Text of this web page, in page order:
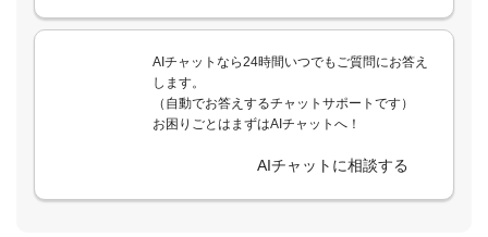
AIチャットなら24時間いつでもご質問にお答え
します。
（自動でお答えするチャットサポートです）
お困りごとはまずはAIチャットへ！
AIチャットに相談する